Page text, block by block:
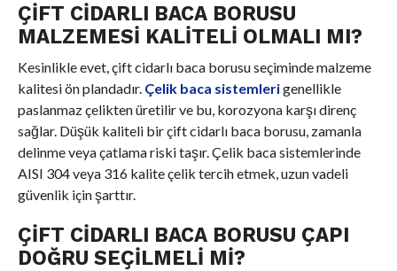
ÇIFT CIDARLI BACA BORUSU
MALZEMESI KALITELI OLMALI MI?
Kesinlikle evet, çift cidarlı baca borusu seçiminde malzeme
kalitesi ön plandadır. Çelik baca sistemlerigenellikle
paslanmaz çelikten üretilir ve bu, korozyona karşı direnç
sağlar. Düşük kaliteli bir çift cidarlı baca borusu, zamanla
delinme veya çatlama riski taşır. Çelik baca sistemlerinde
AISI 304 veya 316 kalite çelik tercih etmek, uzun vadeli
güvenlik için şarttır.
ÇIFT CIDARLI BACA BORUSU ÇAPI
DOĞRU SEÇILMELI MI?